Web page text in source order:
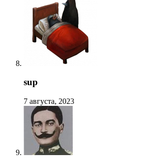
sup
7 августа, 2023